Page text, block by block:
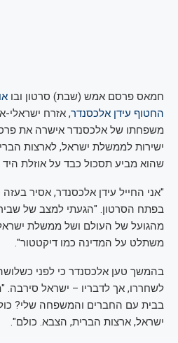
חמאס פרסם אמש (שבת) סרטון ובו
החטוף עידן אלכסנדר, אזרח ישראלי-
משפחתו של אלכסנדר אישרה את
ישירות לממשלת ישראל, לארצות
שהוא מביע תסכול כבד על אוזלת היד
בפתח הסרטון. "הגעתי למצב של
מהגועל של העולם ושל ממשלת
משתלט על המדינה כמו דיקטטור".
בהמשך טען אלכסנדר כי לפני
לשחררו, אך לדבריו – ישראל סירבה.
בבית עם החברים והמשפחה שלי?
ישראל, ארצות הברית, הצבא. כולם".